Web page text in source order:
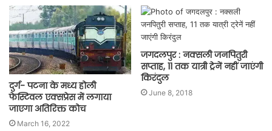
दुर्ग- पटना के मध्य होली
फेस्टिवल एक्सप्रेस में लगाया
जाएगा अतिरिक्त कोच
March 16, 2022
जगदलपुर : नक्सली जनपितुरी
सप्ताह, 11 तक यात्री ट्रेनें नहीं जाएंगी
किरंदुल
June 8, 2018